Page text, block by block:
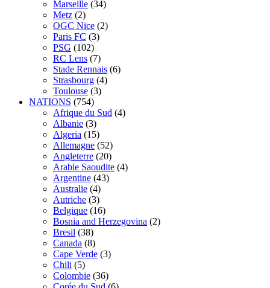
Marseille (34)
Metz (2)
OGC Nice (2)
Paris FC (3)
PSG (102)
RC Lens (7)
Stade Rennais (6)
Strasbourg (4)
Toulouse (3)
NATIONS (754)
Afrique du Sud (4)
Albanie (3)
Algeria (15)
Allemagne (52)
Angleterre (20)
Arabie Saoudite (4)
Argentine (43)
Australie (4)
Autriche (3)
Belgique (16)
Bosnia and Herzegovina (2)
Bresil (38)
Canada (8)
Cape Verde (3)
Chili (5)
Colombie (36)